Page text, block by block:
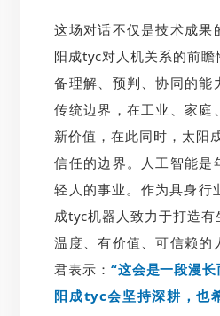
这场对话不仅是技术成果
阳成tyc对人机关系的前
备理解、预判、协同的能
传统边界，在工业、家庭
新价值，在此同时，太阳
信任的边界。人工智能是
轻人的事业。作为具身行
成tyc机器人致力于打造
温度、有价值、可信赖的
君表示： “这会是一段漫
阳成tyc会坚持深耕，也